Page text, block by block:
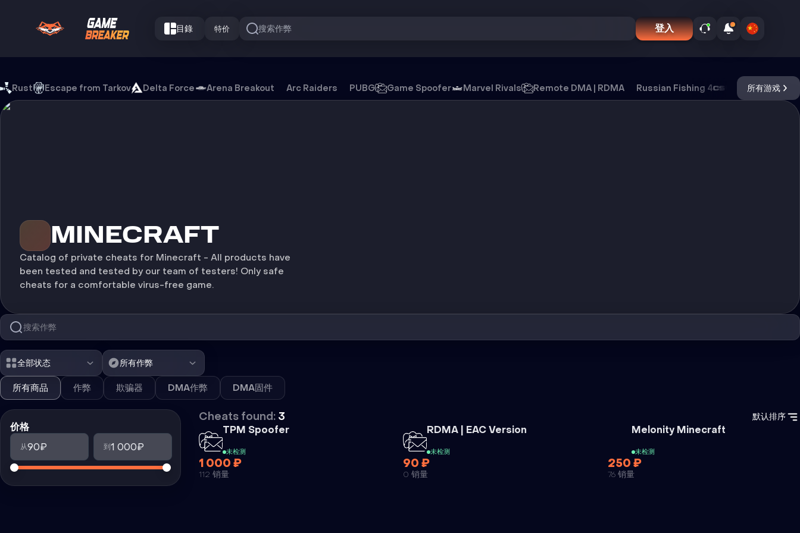
目錄 特价 搜索作弊 登入
Rust Escape from Tarkov Delta Force Arena Breakout Arc Raiders PUBG Game Spoofer Marvel Rivals Remote DMA | RDMA Russian Fishing 4 DayZ
所有游戏
MINECRAFT游戏外挂
Catalog of private cheats for Minecraft - All products have
been tested and tested by our team of testers! Only safe
cheats for a comfortable virus-free game.
全部状态 所有作弊
所有商品 作弊 欺骗器 DMA作弊 DMA固件
价格
从90₽ 到1 000₽
Cheats found: 3 默认排序
TPM Spoofer外挂
未检测
1 000 ₽
112 销量
RDMA | EAC Version
未检测
90 ₽
0 销量
Melonity Minecraft外挂
未检测
250 ₽
76 销量